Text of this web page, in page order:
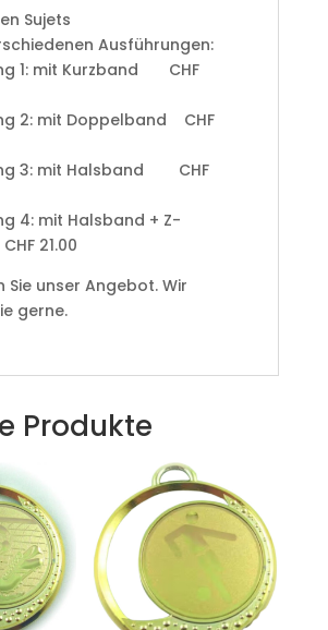
Sujets
Ausführungen:
1: mit Kurzband CHF
2: mit Doppelband CHF
3: mit Halsband CHF
4: mit Halsband + Z-
21.00
Sie unser Angebot. Wir
gerne.
Produkte